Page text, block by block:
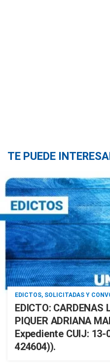
TE PUEDE
EDICTOS, SOLICITADAS Y
EDICTO: CARDENAS
PIQUER ADRIANA
Expediente CUIJ:
424604)).